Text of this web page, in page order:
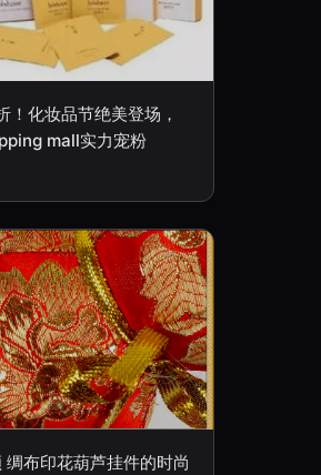
！化妆品节绝美登场，
mall实力宠粉
绸布印花葫芦挂件的时尚